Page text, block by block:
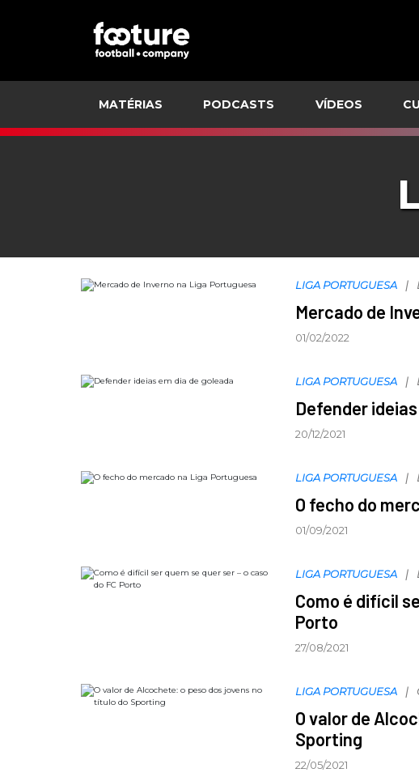
MATÉRIAS PODCASTS VÍDEOS
LIGA PORTUGUESA
Mercado de
01/02/2022
LIGA PORTUGUESA
Defender
20/12/2021
LIGA PORTUGUESA
O fecho do
01/09/2021
LIGA PORTUGUESA
Como é difícil
Porto
27/08/2021
LIGA PORTUGUESA
O valor de
Sporting
22/05/2021